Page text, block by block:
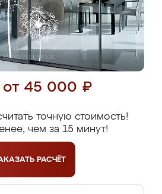
от 45 000 ₽
точную стоимость!
чем за 15 минут!
РАСЧЁТ